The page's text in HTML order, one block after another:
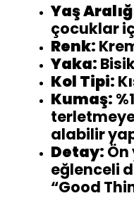
Yaş
çocuklar
Renk:
Yaka:
Kol Tipi:
Kumaş:
alabilir
Detay:
eğlenceli
“Good